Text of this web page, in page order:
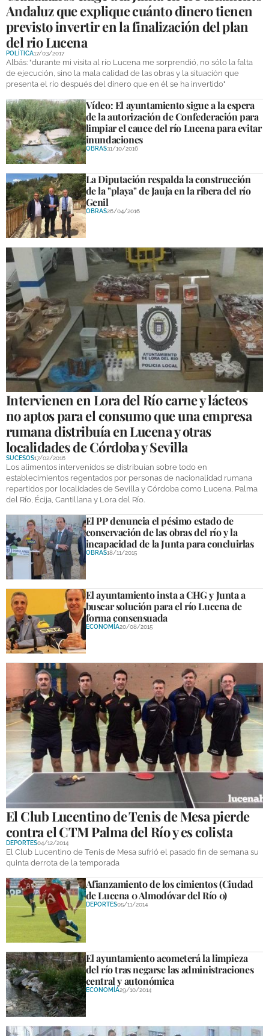
Andaluz que explique cuánto dinero tienen
previsto invertir en la finalización del plan
del rio Lucena
POLÍTICA17/03/2017
Albás: "durante mi visita al río Lucena me sorprendió, no sólo la falta
de ejecución, sino la mala calidad de las obras y la situación que
presenta el río después del dinero que en él se ha invertido"
Vídeo: El ayuntamiento sigue a la espera
de la autorización de Confederación para
limpiar el cauce del río Lucena para evitar
inundaciones
OBRAS31/10/2016
La Diputación respalda la construcción
de la "playa" de Jauja en la ribera del río
Genil
OBRAS26/04/2016
Intervienen en Lora del Río carne y lácteos
no aptos para el consumo que una empresa
rumana distribuía en Lucena y otras
localidades de Córdoba y Sevilla
SUCESOS17/02/2016
Los alimentos intervenidos se distribuían sobre todo en
establecimientos regentados por personas de nacionalidad rumana
repartidos por localidades de Sevilla y Córdoba como Lucena, Palma
del Río, Écija, Cantillana y Lora del Río.
El PP denuncia el pésimo estado de
conservación de las obras del río y la
incapacidad de la Junta para concluirlas
OBRAS18/11/2015
El ayuntamiento insta a CHG y Junta a
buscar solución para el río Lucena de
forma consensuada
ECONOMÍA20/08/2015
El Club Lucentino de Tenis de Mesa pierde
contra el CTM Palma del Río y es colista
DEPORTES04/12/2014
El Club Lucentino de Tenis de Mesa sufrió el pasado fin de semana su
quinta derrota de la temporada
Afianzamiento de los cimientos (Ciudad
de Lucena 0 Almodóvar del Río 0)
DEPORTES05/11/2014
El ayuntamiento acometerá la limpieza
del río tras negarse las administraciones
central y autonómica
ECONOMÍA29/10/2014